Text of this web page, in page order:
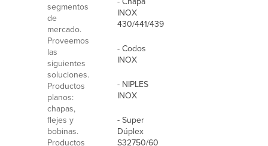
segmentos
de
mercado.
Proveemos
las
siguientes
soluciones.
Productos
planos:
chapas,
flejes y
bobinas.
Productos
INOX
430/441/439
- Codos
INOX
- NIPLES
INOX
- Super
Dúplex
S32750/60